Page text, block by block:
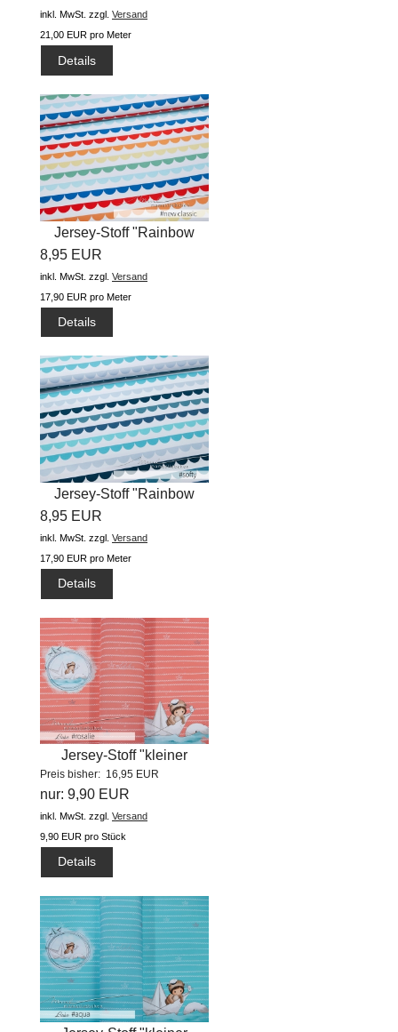
inkl. MwSt. zzgl. Versand
21,00 EUR pro Meter
Details
Jersey-Stoff "Rainbow
8,95 EUR
inkl. MwSt. zzgl. Versand
17,90 EUR pro Meter
Details
Jersey-Stoff "Rainbow
8,95 EUR
inkl. MwSt. zzgl. Versand
17,90 EUR pro Meter
Details
Jersey-Stoff "kleiner
Seebär...
Preis bisher: 16,95 EUR
nur: 9,90 EUR
inkl. MwSt. zzgl. Versand
9,90 EUR pro Stück
Details